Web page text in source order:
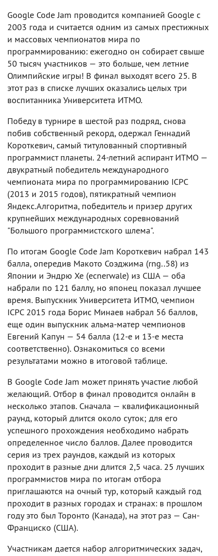
Google Code Jam проводится компанией Google с
2003 года и считается одним из самых престижных
и массовых чемпионатов мира по
программированию: ежегодно он собирает свыше
50 тысяч участников — это больше, чем летние
Олимпийские игры! В финал выходят всего 25. В
этот раз в списке лучших оказались целых три
воспитанника Университета ИТМО.
Победу в турнире в шестой раз подряд, снова
побив собственный рекорд, одержал Геннадий
Короткевич, самый титулованный спортивный
программист планеты. 24-летний аспирант ИТМО —
двукратный победитель международного
чемпионата мира по программированию ICPC
(2013 и 2015 годов), пятикратный чемпион
Яндекс.Алгоритма, победитель и призер других
крупнейших международных соревнований
"Большого программистского шлема".
По итогам Google Code Jam Короткевич набрал 143
балла, опередив Макото Соэджима (rng..58) из
Японии и Эндрю Хе (ecnerwale) из США — оба
набрали по 121 баллу, но японец показал лучшее
время. Выпускник Университета ИТМО, чемпион
ICPC 2015 года Борис Минаев набрал 56 баллов,
еще один выпускник альма-матер чемпионов
Евгений Капун — 54 балла (12-е и 13-е места
соответственно). Ознакомиться со всеми
результатами можно в итоговой таблице.
В Google Code Jam может принять участие любой
желающий. Отбор в финал проводится онлайн в
несколько этапов. Сначала — квалификационный
раунд, который длится около суток; для его
успешного прохождения необходимо набрать
определенное число баллов. Далее проводится
серия из трех раундов, каждый из которых
проходит в разные дни длится 2,5 часа. 25 лучших
программистов мира по итогам отбора
приглашаются на очный тур, который каждый год
проходит в разных городах и странах: в прошлом
году это был Торонто (Канада), на этот раз — Сан-
Франциско (США).
Участникам дается набор алгоритмических задач,